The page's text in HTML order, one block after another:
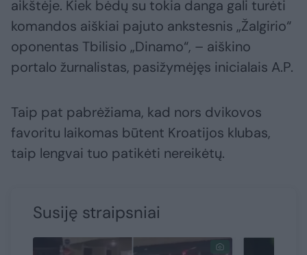
aikštėje. Kiek bėdų su tokia danga gali turėti
komandos aiškiai pajuto ankstesnis „Žalgirio“
oponentas Tbilisio „Dinamo“, – aiškino
portalo žurnalistas, pasižymėjęs inicialais A.P.
Taip pat pabrėžiama, kad nors dvikovos
favoritu laikomas būtent Kroatijos klubas,
taip lengvai tuo patikėti nereikėtų.
Susiję straipsniai